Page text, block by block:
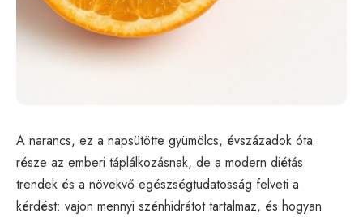
A narancs, ez a napsütötte gyümölcs, évszázadok óta
része az emberi táplálkozásnak, de a modern diétás
trendek és a növekvő egészségtudatosság felveti a
kérdést: vajon mennyi szénhidrátot tartalmaz, és hogyan